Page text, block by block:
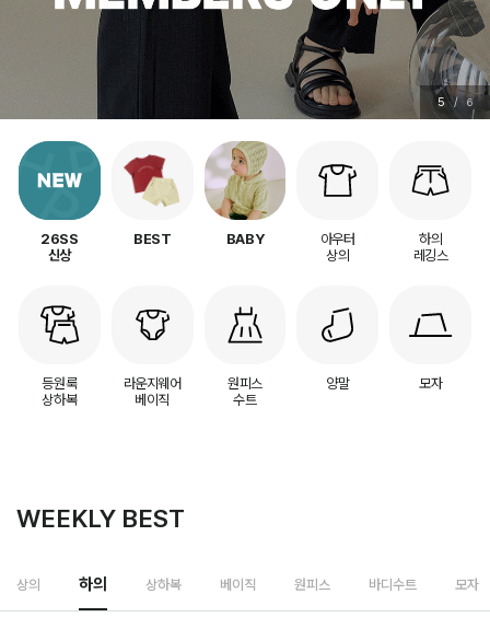
5 / 6
26SS
신상
BEST BABY
아우터
상의
하의
레깅스
등원룩
상하복
라운지웨어
베이직
원피스
수트
양말 모자
WEEKLY BEST
상의 하의 상하복 베이직 원피스 바디수트 모자